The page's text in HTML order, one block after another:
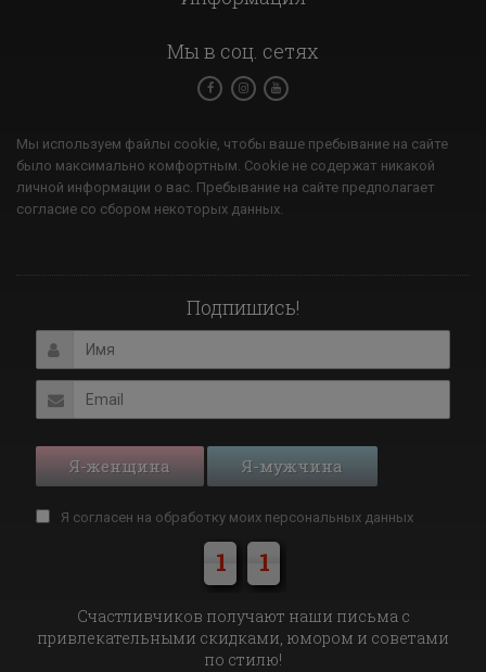
Мы в соц. сетях
Мы используем файлы cookie, чтобы ваше пребывание на сайте
было максимально комфортным. Cookie не содержат никакой
личной информации о вас. Пребывание на сайте предполагает
согласие со сбором некоторых данных.
Подпишись!
Я-женщина Я-мужчина
Я согласен на обработку моих персональных данных
1 1
Cчастливчиков получают наши письма с
привлекательными скидками, юмором и советами
по стилю!